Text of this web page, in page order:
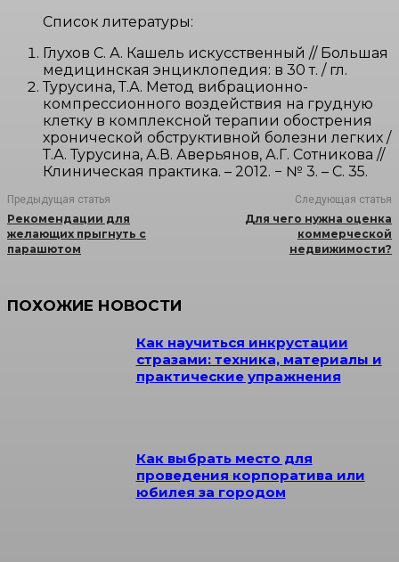
Список литературы:
Глухов С. А. Кашель искусственный // Большая
медицинская энциклопедия: в 30 т. / гл.
Турусина, Т.А. Метод вибрационно-
компрессионного воздействия на грудную
клетку в комплексной терапии обострения
хронической обструктивной болезни легких /
Т.А. Турусина, А.В. Аверьянов, А.Г. Сотникова //
Клиническая практика. – 2012. − № 3. – С. 35.
Предыдущая статья
Рекомендации для
желающих прыгнуть с
парашютом
Следующая статья
Для чего нужна оценка
коммерческой
недвижимости?
ПОХОЖИЕ НОВОСТИ
Как научиться инкрустации
стразами: техника, материалы и
практические упражнения
Как выбрать место для
проведения корпоратива или
юбилея за городом